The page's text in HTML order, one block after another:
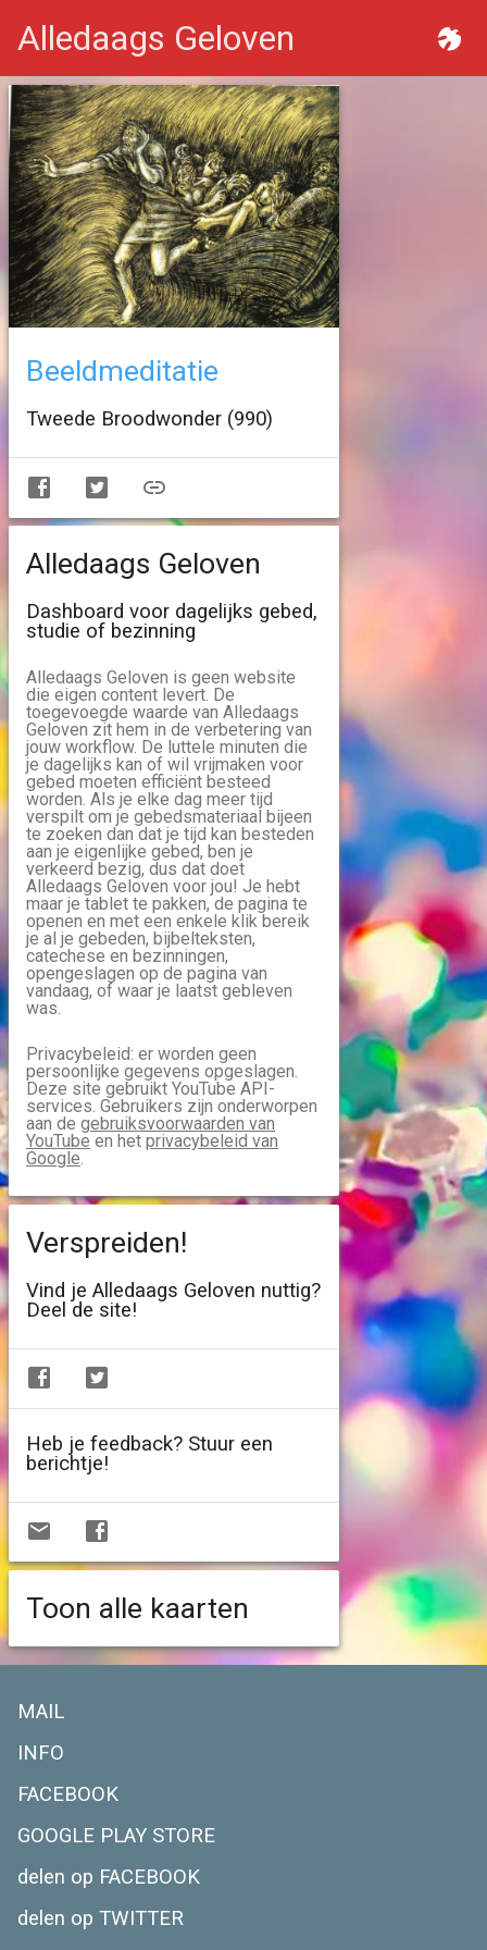
Alledaags Geloven
Beeldmeditatie
Tweede Broodwonder (990)
Alledaags Geloven
Dashboard voor dagelijks gebed,
studie of bezinning
Alledaags Geloven is geen website
die eigen content levert. De
toegevoegde waarde van Alledaags
Geloven zit hem in de verbetering van
jouw workflow. De luttele minuten die
je dagelijks kan of wil vrijmaken voor
gebed moeten efficiënt besteed
worden. Als je elke dag meer tijd
verspilt om je gebedsmateriaal bijeen
te zoeken dan dat je tijd kan besteden
aan je eigenlijke gebed, ben je
verkeerd bezig, dus dat doet
Alledaags Geloven voor jou! Je hebt
maar je tablet te pakken, de pagina te
openen en met een enkele klik bereik
je al je gebeden, bijbelteksten,
catechese en bezinningen,
opengeslagen op de pagina van
vandaag, of waar je laatst gebleven
was.
Privacybeleid: er worden geen
persoonlijke gegevens opgeslagen.
Deze site gebruikt YouTube API-
services. Gebruikers zijn onderworpen
aan de gebruiksvoorwaarden van
YouTube en het privacybeleid van
Google.
Verspreiden!
Vind je Alledaags Geloven nuttig?
Deel de site!
Heb je feedback? Stuur een
berichtje!
Toon alle kaarten
MAIL
INFO
FACEBOOK
GOOGLE PLAY STORE
delen op FACEBOOK
delen op TWITTER